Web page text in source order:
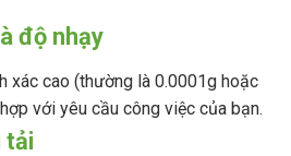
độ nhạy
xác cao (thường là 0.0001g hoặc
với yêu cầu công việc của bạn.
tải